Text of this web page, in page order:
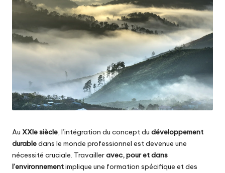
Au XXIe siècle, l’intégration du concept du développement
durabledans le monde professionnel est devenue une
nécessité cruciale. Travailleravec, pour et dans
l’environnementimplique une formation spécifique et des